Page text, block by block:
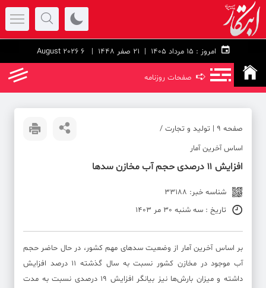
امروز : 21 صفر 1448 | 6 August 2026
➪ صفحات روزنامه
صفحه ۹ | تولید و تجارت /
اساس آخرین آمار
افزایش ۱۱ درصدی حجم آب مخازن سدها
شناسه خبر: 33188
تاریخ : سه شنبه 30 مر 1403
بر اساس آخرین آمار از وضعیت سدهای مهم کشور، در حال حاضر حجم
آب موجود در مخازن کشور نسبت به سال گذشته ۱۱ درصد افزایش
داشته و میزان بارش‌ها نیز بیانگر افزایش ۱۹ درصدی نسبت به مدت